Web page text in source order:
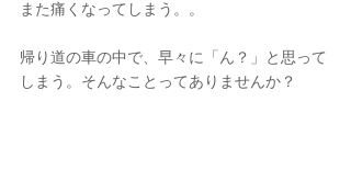
また痛くなってしまう。。
帰り道の車の中で、早々に「ん？」と思って
しまう。そんなことってありませんか？